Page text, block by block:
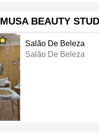
MUSA BEAUTY
Salão De Beleza
Salão De Beleza